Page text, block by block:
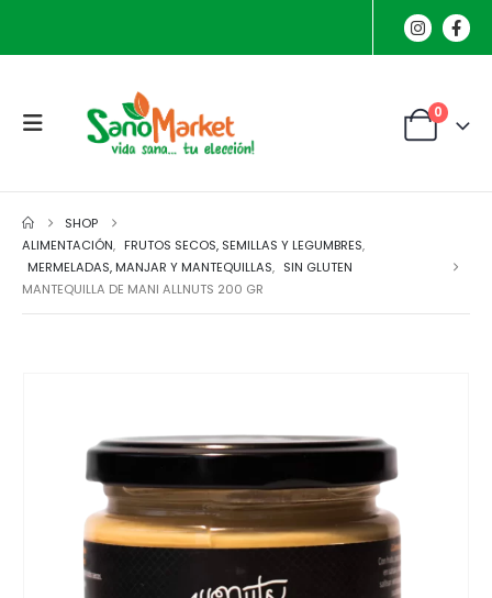
0
SHOP
ALIMENTACIÓN, FRUTOS SECOS, SEMILLAS Y LEGUMBRES,
MERMELADAS, MANJAR Y MANTEQUILLAS, SIN GLUTEN
MANTEQUILLA DE MANI ALLNUTS 200 GR